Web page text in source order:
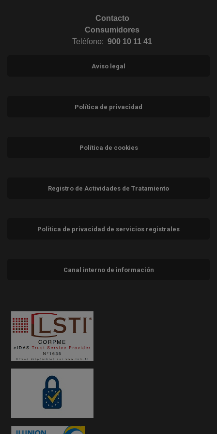
Contacto
Consumidores
Teléfono: 900 10 11 41
Aviso legal
Política de privacidad
Política de cookies
Registro de Actividades de Tratamiento
Política de privacidad de servicios registrales
Canal interno de información